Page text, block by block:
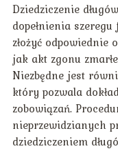
Dziedziczenie
dopełnienia
złożyć
jak akt zgonu
Niezbędne jest
który pozwala
zobowiązań.
nieprzewidzianych
dziedziczeniem